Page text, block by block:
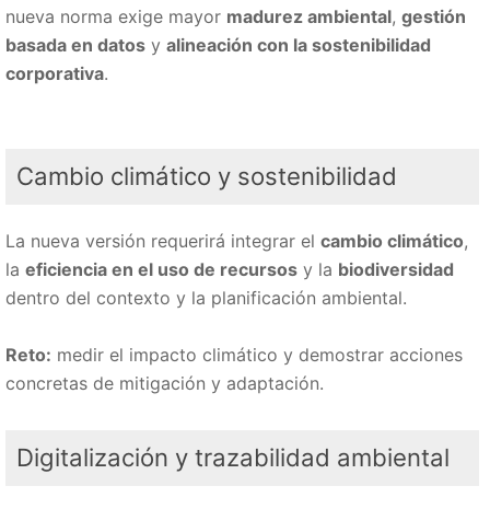
nueva norma exige mayor madurez ambiental, gestión
basada en datos y alineación con la sostenibilidad
corporativa.
Cambio climático y sostenibilidad
La nueva versión requerirá integrar el cambio climático,
la eficiencia en el uso de recursos y la biodiversidad
dentro del contexto y la planificación ambiental.
Reto: medir el impacto climático y demostrar acciones
concretas de mitigación y adaptación.
Digitalización y trazabilidad ambiental